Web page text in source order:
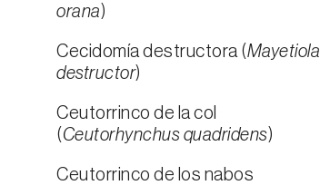
orana)
Cecidomía destructora (Mayetiola
destructor)
Ceutorrinco de la col
(Ceutorhynchus quadridens)
Ceutorrinco de los nabos